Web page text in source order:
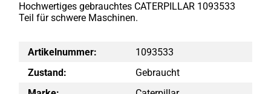
Hochwertiges gebrauchtes CATERPILLAR 1093533
Teil für schwere Maschinen.
Artikelnummer:
1093533
Zustand:
Gebraucht